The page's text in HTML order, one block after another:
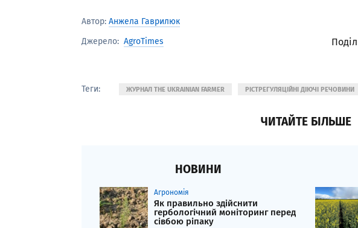
Автор: Анжела Гаврилюк
Джерело: AgroTimes
Теги: ЖУРНАЛ THE UKRAINIAN FARMER РІСТРЕГУЛЯЦІЙНІ ДІЮЧІ РЕЧОВИНИ
ЧИТАЙТЕ БІЛЬШЕ
НОВИНИ
Агрономія
Як правильно здійснити
гербологічний моніторинг перед
сівбою ріпаку